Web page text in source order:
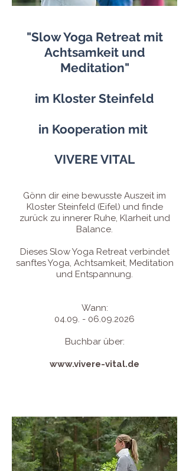
"Slow Yoga Retreat mit
Achtsamkeit und
Meditation"
im Kloster Steinfeld
in Kooperation mit
VIVERE VITAL
Gönn dir eine bewusste Auszeit im
Kloster Steinfeld (Eifel) und finde
zurück zu innerer Ruhe, Klarheit und
Balance.
Dieses Slow Yoga Retreat verbindet
sanftes Yoga, Achtsamkeit, Meditation
und Entspannung.
Wann:
04.09. - 06.09.2026
Buchbar über:
www.vivere-vital.de